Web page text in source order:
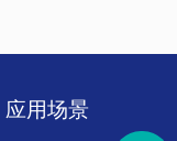
应用场景